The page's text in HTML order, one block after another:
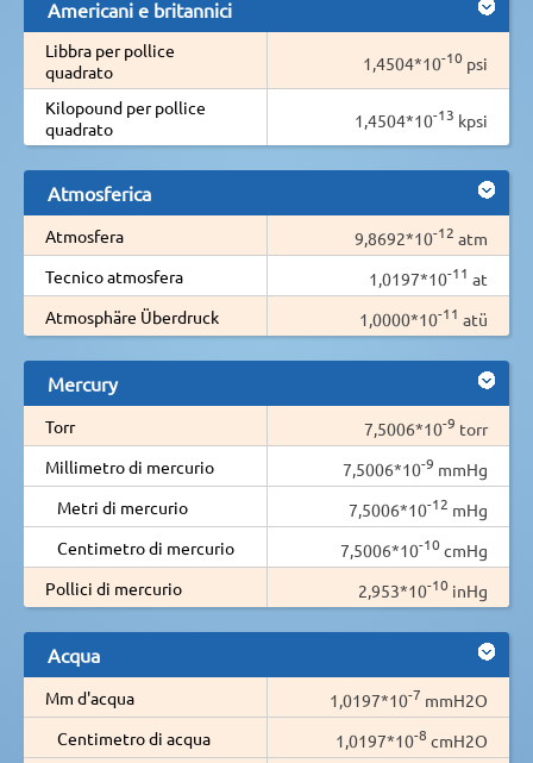
Americani e britannici
Libbra per pollice
quadrato
1,4504*10-10 psi
Kilopound per pollice
quadrato
1,4504*10-13 kpsi
Atmosferica
Atmosfera 9,8692*10-12 atm
Tecnico atmosfera
1,0197*10-11 at
Atmosphäre Überdruck
1,0000*10-11 atü
Mercury
Torr 7,5006*10-9 torr
Millimetro di mercurio
7,5006*10-9 mmHg
Metri di mercurio
7,5006*10-12 mHg
Centimetro di mercurio
7,5006*10-10 cmHg
Pollici di mercurio
2,953*10-10 inHg
Acqua
Mm d'acqua 1,0197*10-7 mmH2O
Centimetro di acqua
1,0197*10-8 cmH2O